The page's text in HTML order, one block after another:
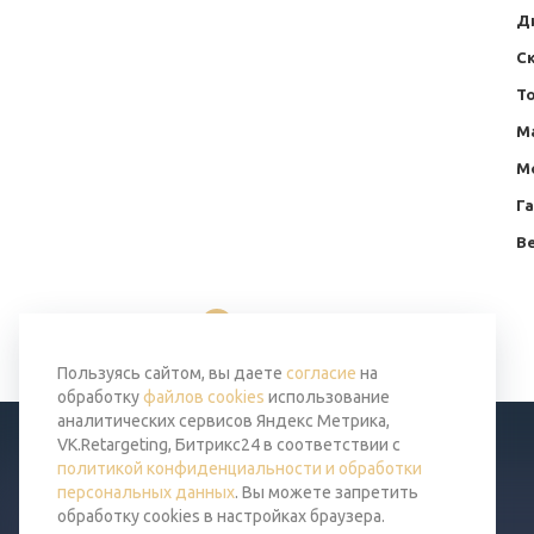
Пользуясь сайтом, вы даете согласие на
обработкуфайлов cookies использование
аналитических сервисов Яндекс Метрика,
VK.Retargeting, Битрикс24 в соответствии с
политикой конфиденциальности и обработки
персональных данных. Вы можете запретить
обработку cookies в настройках браузера.